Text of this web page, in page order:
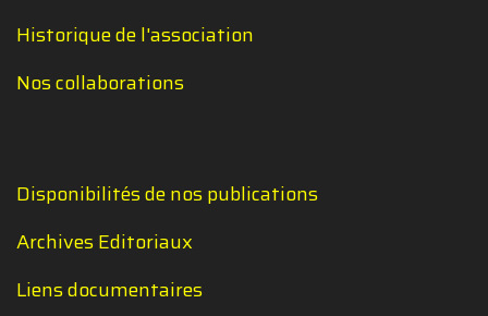
Historique de l'association
Nos collaborations
Disponibilités de nos publications
Archives Editoriaux
Liens documentaires